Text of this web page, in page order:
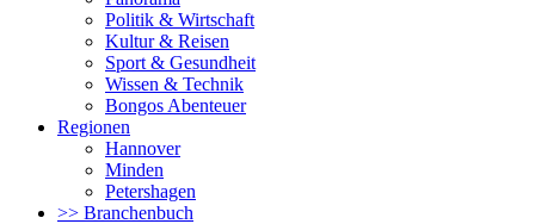
Politik & Wirtschaft
Kultur & Reisen
Sport & Gesundheit
Wissen & Technik
Bongos Abenteuer
Regionen
Hannover
Minden
Petershagen
>> Branchenbuch